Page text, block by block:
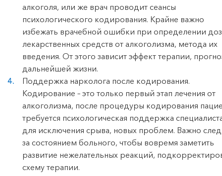
алкоголя, или же врач проводит сеансы
психологического кодирования. Крайне важно
избежать врачебной ошибки при определении доз
лекарственных средств от алкоголизма, метода их
введения. От этого зависит эффект терапии,
дальнейшей жизни.
Поддержка нарколога после кодирования.
Кодирование – это только первый этап лечения от
алкоголизма, после процедуры кодирования
требуется психологическая поддержка
для исключения срыва, новых проблем. Важно
за состоянием больного, чтобы вовремя заметить
развитие нежелательных реакций,
схему терапии.